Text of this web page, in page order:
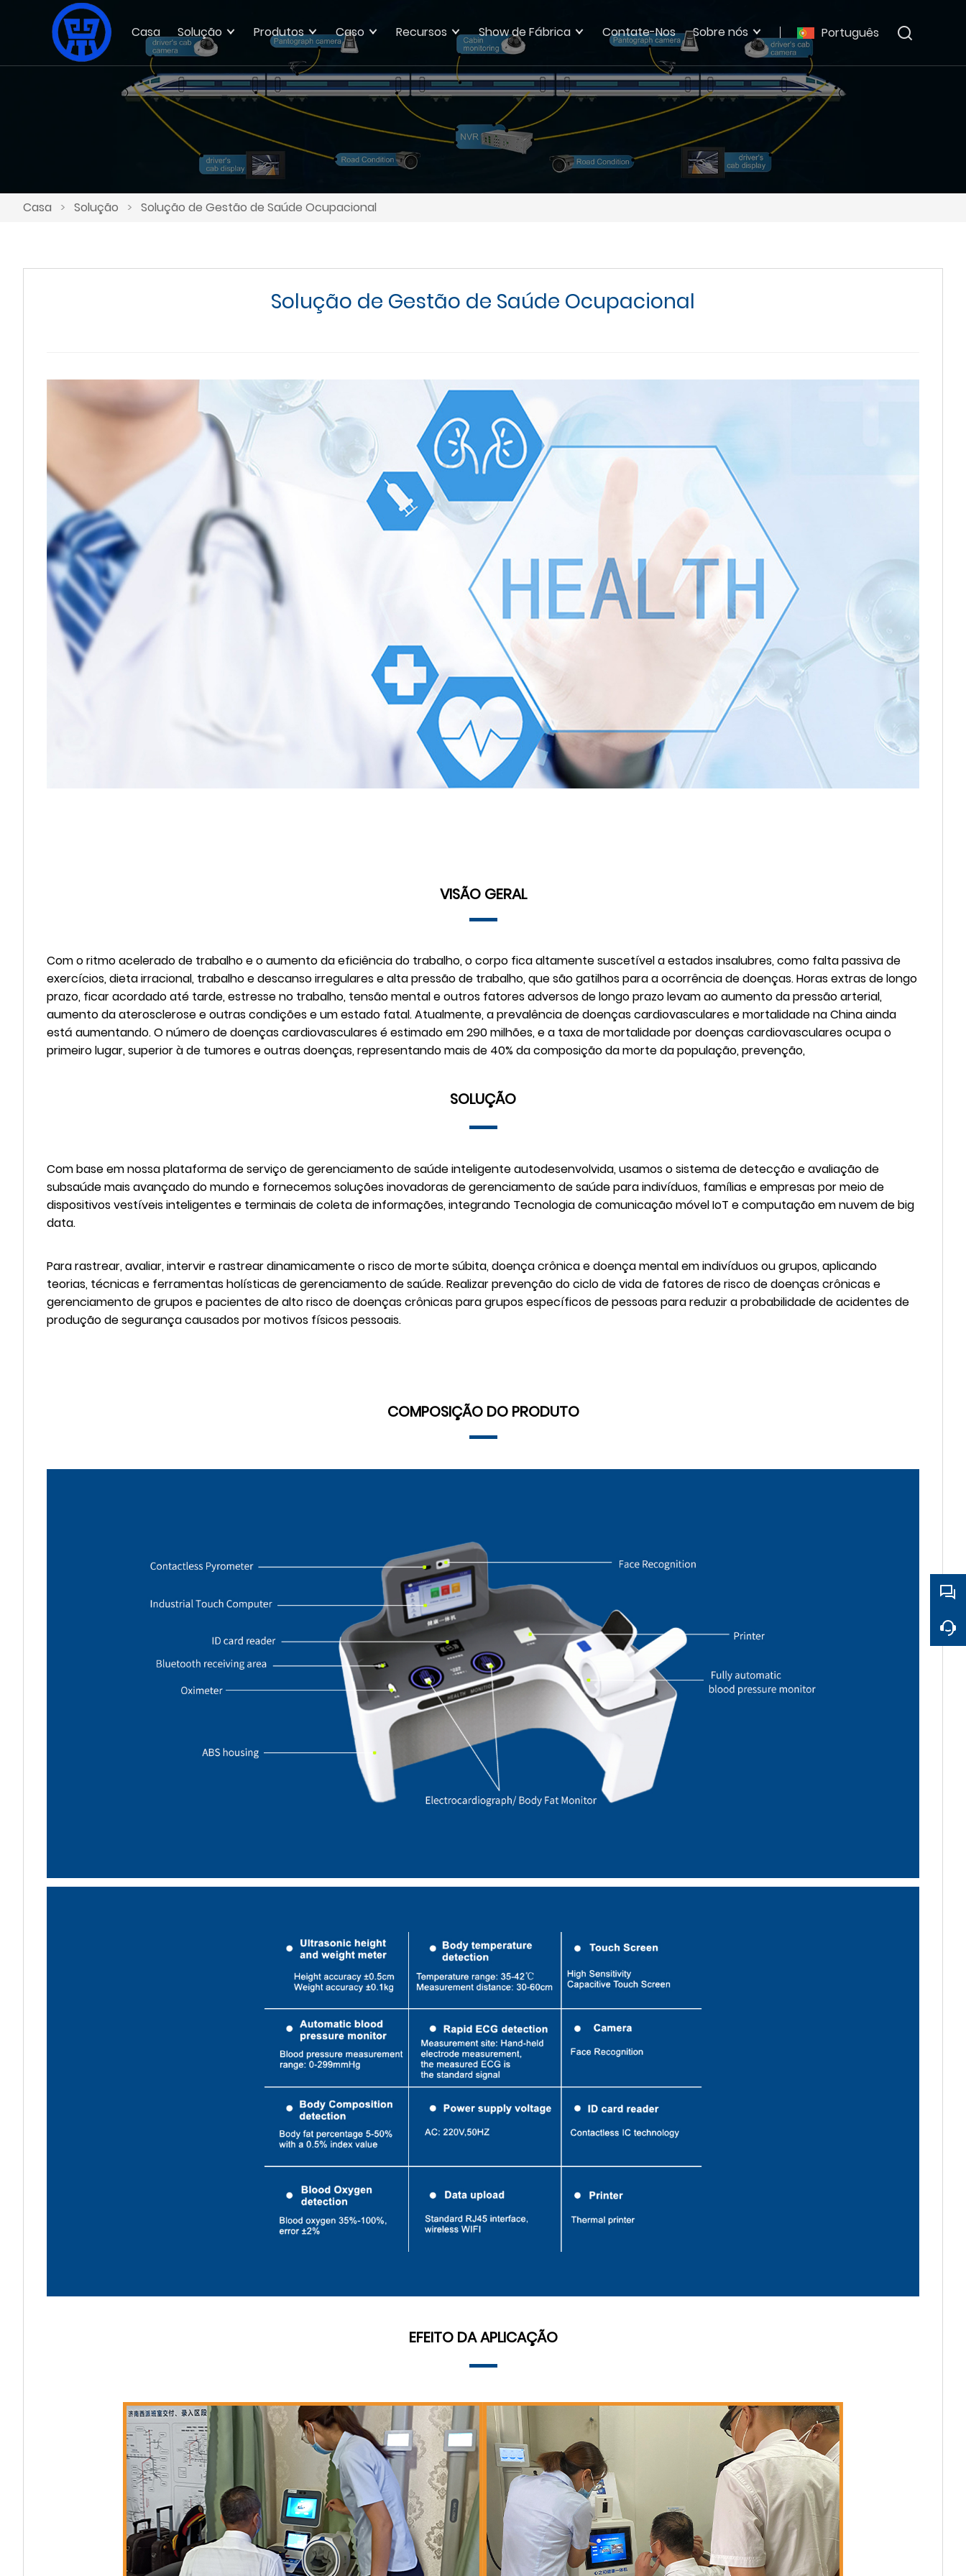
Português
Casa Solução Produtos Caso Recursos Show de Fábrica Contate-Nos Sobre nós
Casa > Solução > Solução de Gestão de Saúde Ocupacional
Solução de Gestão de Saúde Ocupacional
VISÃO GERAL
Com o ritmo acelerado de trabalho e o aumento da eficiência do trabalho, o corpo fica altamente suscetível a estados insalubres, como falta passiva de
exercícios, dieta irracional, trabalho e descanso irregulares e alta pressão de trabalho, que são gatilhos para a ocorrência de doenças. Horas extras de longo
prazo, ficar acordado até tarde, estresse no trabalho, tensão mental e outros fatores adversos de longo prazo levam ao aumento da pressão arterial,
aumento da aterosclerose e outras condições e um estado fatal. Atualmente, a prevalência de doenças cardiovasculares e mortalidade na China ainda
está aumentando. O número de doenças cardiovasculares é estimado em 290 milhões, e a taxa de mortalidade por doenças cardiovasculares ocupa o
primeiro lugar, superior à de tumores e outras doenças, representando mais de 40% da composição da morte da população, prevenção,
SOLUÇÃO
Com base em nossa plataforma de serviço de gerenciamento de saúde inteligente autodesenvolvida, usamos o sistema de detecção e avaliação de
subsaúde mais avançado do mundo e fornecemos soluções inovadoras de gerenciamento de saúde para indivíduos, famílias e empresas por meio de
dispositivos vestíveis inteligentes e terminais de coleta de informações, integrando Tecnologia de comunicação móvel IoT e computação em nuvem de big
data.
Para rastrear, avaliar, intervir e rastrear dinamicamente o risco de morte súbita, doença crônica e doença mental em indivíduos ou grupos, aplicando
teorias, técnicas e ferramentas holísticas de gerenciamento de saúde. Realizar prevenção do ciclo de vida de fatores de risco de doenças crônicas e
gerenciamento de grupos e pacientes de alto risco de doenças crônicas para grupos específicos de pessoas para reduzir a probabilidade de acidentes de
produção de segurança causados ​​por motivos físicos pessoais.
COMPOSIÇÃO DO PRODUTO
EFEITO DA APLICAÇÃO